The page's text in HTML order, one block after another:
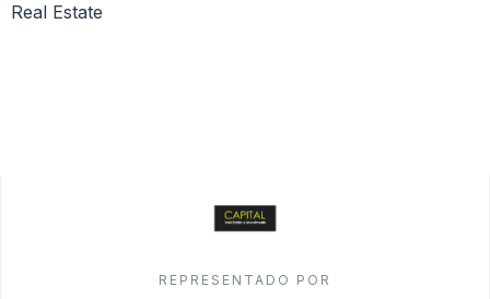
Real Estate
REPRESENTADO POR